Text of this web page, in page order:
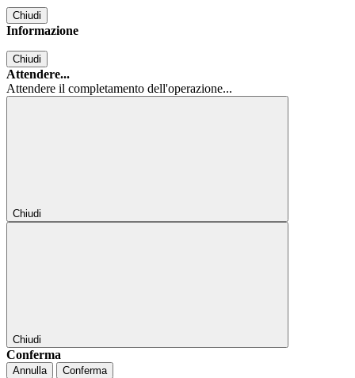
Chiudi
Informazione
Chiudi
Attendere...
Attendere il completamento dell'operazione...
Chiudi
Chiudi
Conferma
Annulla Conferma